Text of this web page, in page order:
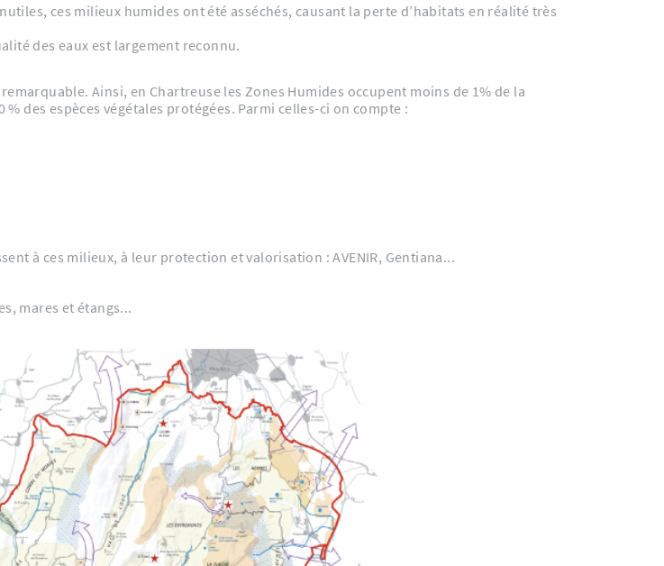
ces milieux humides ont été asséchés, causant la perte d’habitats en réalité très
des eaux est largement reconnu.
Ainsi, en Chartreuse les Zones Humides occupent moins de 1% de la
des espèces végétales protégées. Parmi celles-ci on compte :
à ces milieux, à leur protection et valorisation : AVENIR, Gentiana...
mares et étangs...